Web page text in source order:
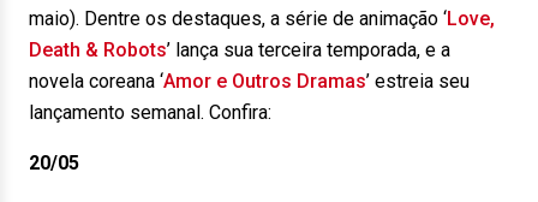
maio). Dentre os destaques, a série de animação ‘Love,
Death & Robots’ lança sua terceira temporada, e a
novela coreana ‘Amor e Outros Dramas’ estreia seu
lançamento semanal. Confira:
20/05